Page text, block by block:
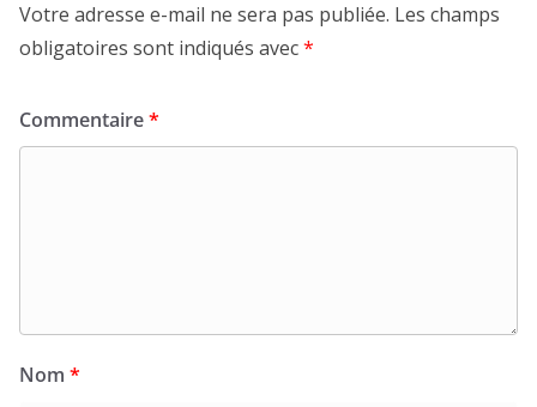
Votre adresse e-mail ne sera pas publiée. Les champs
obligatoires sont indiqués avec*
Commentaire*
Nom *